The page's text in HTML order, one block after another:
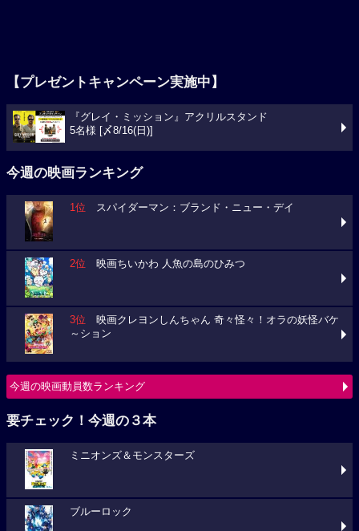
【プレゼントキャンペーン実施中】
『グレイ・ミッション』アクリルスタンド
5名様 [〆8/16(日)]
今週の映画ランキング
1位 スパイダーマン：ブランド・ニュー・デイ
2位 映画ちいかわ 人魚の島のひみつ
3位 映画クレヨンしんちゃん 奇々怪々！オラの妖怪バケ
～ション
今週の映画動員数ランキング
要チェック！今週の３本
ミニオンズ＆モンスターズ
ブルーロック